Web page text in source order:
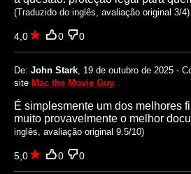
(Traduzido do inglês, avaliação original 3/4)
4,0 0 0
De: John Stark , 19 de outubro de 2025 -
site Mac the Movie Guy
É simplesmente um dos melhores
muito provavelmente o melhor
inglês, avaliação original 9.5/10)
5,0 0 0